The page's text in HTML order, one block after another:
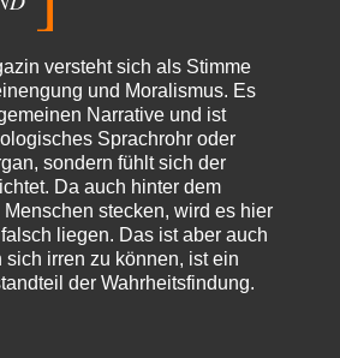
ist „weniger ein Nationalstaat
und
haben und nicht „Scheitern“, denn
zu:
hochprozentig
Heide bald Einschiffungen ab
Whiksy samt…
zu:
Ein organisierter Angriff
schönen neuen Smartphone-Zeit. Einer ruft und
versteht sich als Stimme
und Moralismus. Es
Narrative und ist
Sprachrohr oder
sondern fühlt sich der
Da auch hinter dem
stecken, wird es hier
liegen. Das ist aber auch
sich irren zu können, ist ein
der Wahrheitsfindung.